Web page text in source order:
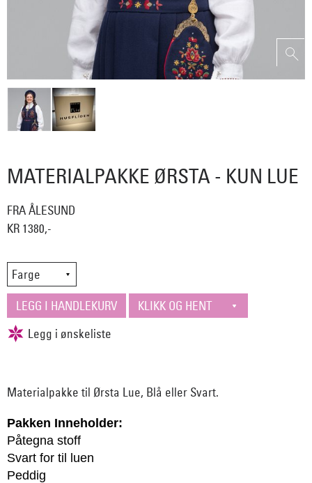
MATERIALPAKKE ØRSTA - KUN LUE
FRA ÅLESUND
KR 1380,-
Materialpakke til Ørsta Lue, Blå eller Svart.
Pakken Inneholder:
Påtegna stoff
Svart for til luen
Peddig